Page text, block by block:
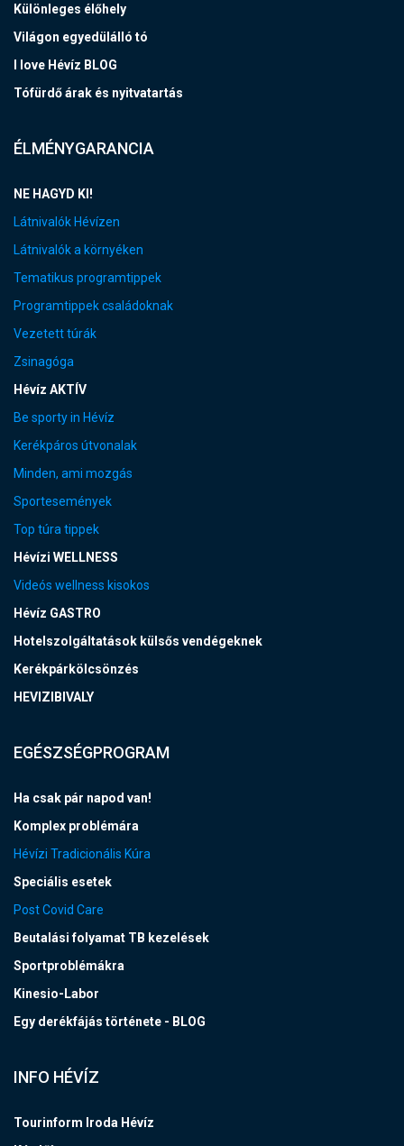
Különleges élőhely
Világon egyedülálló tó
I love Hévíz BLOG
Tófürdő árak és nyitvatartás
ÉLMÉNYGARANCIA
NE HAGYD KI!
Látnivalók Hévízen
Látnivalók a környéken
Tematikus programtippek
Programtippek családoknak
Vezetett túrák
Zsinagóga
Hévíz AKTÍV
Be sporty in Hévíz
Kerékpáros útvonalak
Minden, ami mozgás
Sportesemények
Top túra tippek
Hévízi WELLNESS
Videós wellness kisokos
Hévíz GASTRO
Hotelszolgáltatások külsős vendégeknek
Kerékpárkölcsönzés
HEVIZIBIVALY
EGÉSZSÉGPROGRAM
Ha csak pár napod van!
Komplex problémára
Hévízi Tradicionális Kúra
Speciális esetek
Post Covid Care
Beutalási folyamat TB kezelések
Sportproblémákra
Kinesio-Labor
Egy derékfájás története - BLOG
INFO HÉVÍZ
Tourinform Iroda Hévíz